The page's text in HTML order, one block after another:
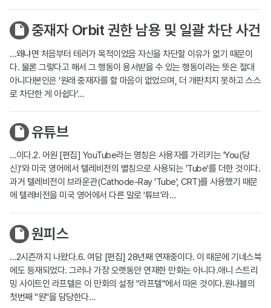
중재자 Orbit 권한 남용 및 일괄 차단 사건
…왜냐면 처음부터 테러가 목적이었음 자신을 차단할 이유가 없기 때문이
다. 물론 그렇다고 해서 그 행동이 용서받을 수 있는 행동이라는 뜻은 절대
아니다!본인은 '원래 중재자를 할 마음이 없었으며, 더 개판치지 못하고 스스
로 차단한 게 아쉽다'…
유튜브
…이다.2. 어원 [편집] YouTube라는 명칭은 사용자를 가리키는 'You(당
신)'와 미국 영어에서 텔레비전의 별칭으로 사용되는 'Tube'를 더한 것이다.
과거 텔레비전이 브라운관(Cathode-Ray 'Tube', CRT)를 사용했기 때문
에 텔레비전을 미국 영어에서 다른 말로 '튜브'라…
원피스
…2시즌까지 나왔다.6. 여담 [편집] 28년째 연재중이다. 이 때문에 기네스북
에도 등재되었다. 그러나 가장 오랫동안 연재한 만화는 아니다.애니 스트리
밍 사이트인 라프텔은 이 만화의 설정 "라프텔"에서 따온 것이다.원나블의
첫번째 "원"을 담당한다…